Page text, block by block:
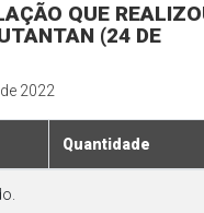
QUE
(24 DE
2022
Quantidade